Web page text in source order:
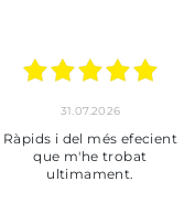
30.06.2026
Tot perfecte